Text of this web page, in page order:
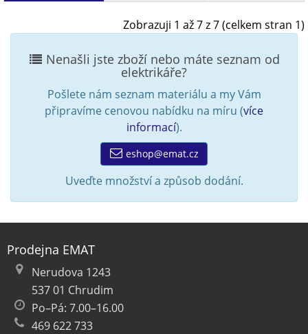
Zobrazuji 1 až 7 z 7 (celkem stran 1)
Nenašli jste zboží nebo máte seznam od
elektrikáře?
Pošlete nám seznam materiálu a my Vám
připravíme cenovou nabídku na míru (více
informací).
eshop@emat.cz
Uveďte množství a způsob dodání.
Prodejna EMAT
Nerudova 1243
537 01 Chrudim
Po–Pá: 7.00–16.00
469 622 733